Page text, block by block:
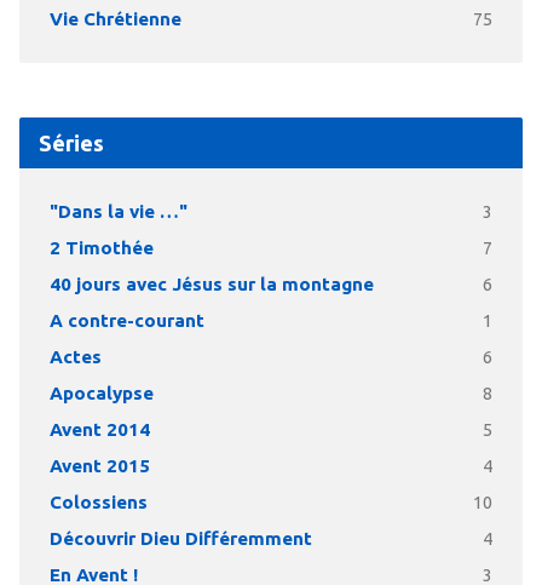
Vie Chrétienne 75
Séries
"Dans la vie …" 3
2 Timothée 7
40 jours avec Jésus sur la montagne 6
A contre-courant 1
Actes 6
Apocalypse 8
Avent 2014 5
Avent 2015 4
Colossiens 10
Découvrir Dieu Différemment 4
En Avent ! 3